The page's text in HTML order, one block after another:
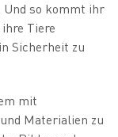
Und so kommt ihr
Tiere
Sicherheit zu
mit
Materialien zu